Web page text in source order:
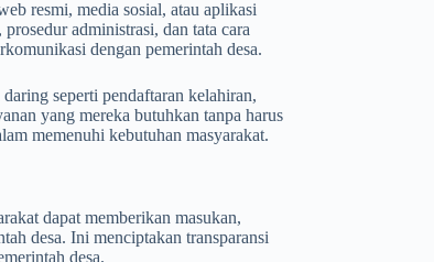
resmi, media sosial, atau aplikasi
administrasi, dan tata cara
dengan pemerintah desa.
seperti pendaftaran kelahiran,
yang mereka butuhkan tanpa harus
memenuhi kebutuhan masyarakat.
dapat memberikan masukan,
desa. Ini menciptakan transparansi
desa.